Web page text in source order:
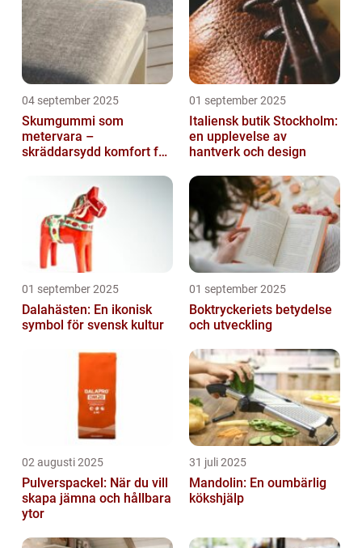
04 september 2025
Skumgummi som
metervara –
skräddarsydd komfort för
01 september 2025
Italiensk butik Stockholm:
en upplevelse av
hantverk och design
01 september 2025
Dalahästen: En ikonisk
symbol för svensk kultur
01 september 2025
Boktryckeriets betydelse
och utveckling
02 augusti 2025
Pulverspackel: När du vill
skapa jämna och hållbara
ytor
31 juli 2025
Mandolin: En oumbärlig
kökshjälp